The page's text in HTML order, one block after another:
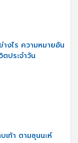
งไร ความหมายอัน
ประจำวัน
เท้า ตามซุนนะห์